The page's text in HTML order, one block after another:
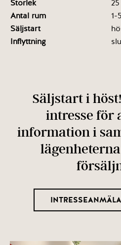
Storlek
Antal rum
1-
Säljstart
Inflyttning
Säljstart i
intresse för
information i